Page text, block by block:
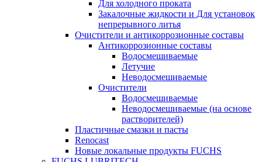
Для холодного проката
Закалочные жидкости и Для установок
непрерывного литья
Очистители и антикоррозионные составы
Антикоррозионные составы
Водосмешиваемые
Летучие
Неводосмешиваемые
Очистители
Водосмешиваемые
Неводосмешиваемые (на основе
растворителей)
Пластичные смазки и пасты
Renocast
Новые локальные продукты FUCHS